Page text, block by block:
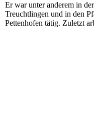
Er war unter anderem in
Treuchtlingen und in den
Pettenhofen tätig. Zuletzt